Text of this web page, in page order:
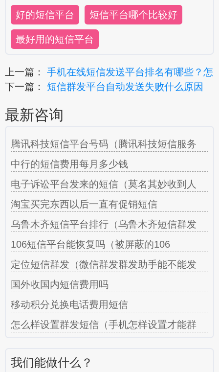
好的短信平台 短信平台哪个比较好
最好用的短信平台
上一篇： 手机在线短信发送平台排名有哪些？怎
下一篇： 短信群发平台自动发送失败什么原因
最新咨询
腾讯科技短信平台号码（腾讯科技短信服务
中行的短信费用每月多少钱
电子诉讼平台发来的短信（莫名其妙收到人
淘宝买完东西以后一直有促销短信
乌鲁木齐短信平台排行（乌鲁木齐短信群发
106短信平台能恢复吗（被屏蔽的106
定位短信群发（微信群发群发助手能不能发
国外收国内短信费用吗
移动积分兑换电话费用短信
怎么样设置群发短信（手机怎样设置才能群
我们能做什么？